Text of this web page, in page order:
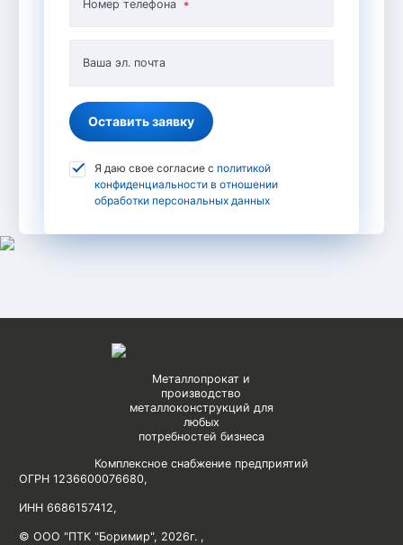
Номер телефона
Ваша эл. почта
Оставить заявку
Я даю свое согласие с политикой
конфиденциальности в отношении
обработки персональных данных
Металлопрокат и
производство
металлоконструкций для
любых
потребностей бизнеса
Комплексное снабжение предприятий
ОГРН 1236600076680,
ИНН 6686157412,
© ООО "ПТК "Боримир", 2026г. ,